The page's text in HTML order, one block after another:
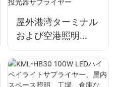
屋外港湾ターミナル
および空港照明
KML-FL2C 1000W
LED投光器サプライ
ヤー